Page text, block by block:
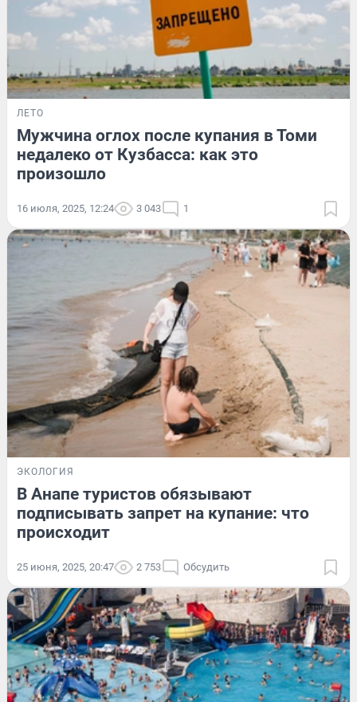
ЛЕТО
Мужчина оглох после купания в Томи
недалеко от Кузбасса: как это
произошло
16 июля, 2025, 12:24 3 043 1
ЭКОЛОГИЯ
В Анапе туристов обязывают
подписывать запрет на купание: что
происходит
25 июня, 2025, 20:47 2 753 Обсудить